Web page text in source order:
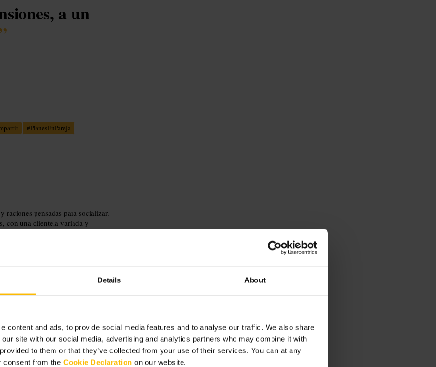
Details About
content and ads, to provide social media features and to analyse our traffic. We also share
site with our social media, advertising and analytics partners who may combine it with
to them or that they’ve collected from your use of their services. You can at any
consent from the Cookie Declaration on our website.
a un
#PlanesEnPareja
pensadas para socializar.
con una clientela variada y
comidas de trabajo pide una
al reservar o al llegar, el